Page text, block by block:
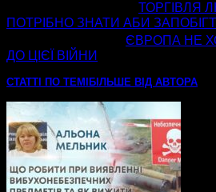
ТОРГІВЛЯ
ПОТРІБНО ЗНАТИ АБИ
ЄВРОПА НЕ
ДО ЦІЄЇ ВІЙНИ
СТАТТІ ПО ТЕМІ БІЛЬШЕ ВІД АВТОРА